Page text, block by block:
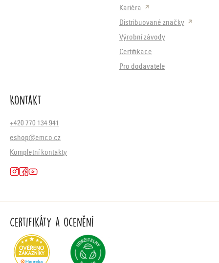
Kariéra
Distribuované značky
Výrobní závody
Certifikace
Pro dodavatele
Kontakt
+420 770 134 941
eshop@emco.cz
Kompletní kontakty
Certifikáty a ocenění